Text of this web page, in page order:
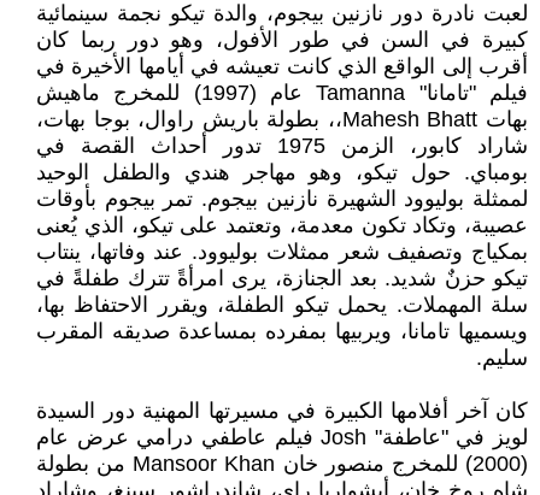
لعبت نادرة دور نازنين بيجوم، والدة تيكو نجمة سينمائية
كبيرة في السن في طور الأفول، وهو دور ربما كان
أقرب إلى الواقع الذي كانت تعيشه في أيامها الأخيرة في
فيلم "تامانا" Tamanna عام (1997) للمخرج ماهيش
بهات Mahesh Bhatt،، بطولة باريش راوال، بوجا بهات،
شاراد كابور، الزمن 1975 تدور أحداث القصة في
بومباي. حول تيكو، وهو مهاجر هندي والطفل الوحيد
لممثلة بوليوود الشهيرة نازنين بيجوم. تمر بيجوم بأوقات
عصيبة، وتكاد تكون معدمة، وتعتمد على تيكو، الذي يُعنى
بمكياج وتصفيف شعر ممثلات بوليوود. عند وفاتها، ينتاب
تيكو حزنٌ شديد. بعد الجنازة، يرى امرأةً تترك طفلةً في
سلة المهملات. يحمل تيكو الطفلة، ويقرر الاحتفاظ بها،
ويسميها تامانا، ويربيها بمفرده بمساعدة صديقه المقرب
سليم.
كان آخر أفلامها الكبيرة في مسيرتها المهنية دور السيدة
لويز في "عاطفة" Josh فيلم عاطفي درامي عرض عام
(2000) للمخرج منصور خان Mansoor Khan من بطولة